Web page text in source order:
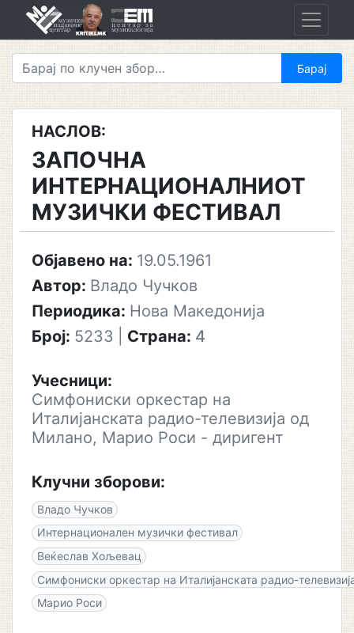
НАСЛОВ:
ЗАПОЧНА
ИНТЕРНАЦИОНАЛНИОТ
МУЗИЧКИ ФЕСТИВАЛ
Објавено на: 19.05.1961
Автор: Владо Чучков
Периодика: Нова Македонија
Број: 5233 Страна: 4
Учесници:
Симфониски оркестар на
Италијанската радио-телевизија од
Милано, Марио Роси - диригент
Клучни зборови:
Владо Чучков
Интернационален музички фестивал
Веќеслав Хољевац
Симфониски оркестар на Италијанската радио-
Марио Роси